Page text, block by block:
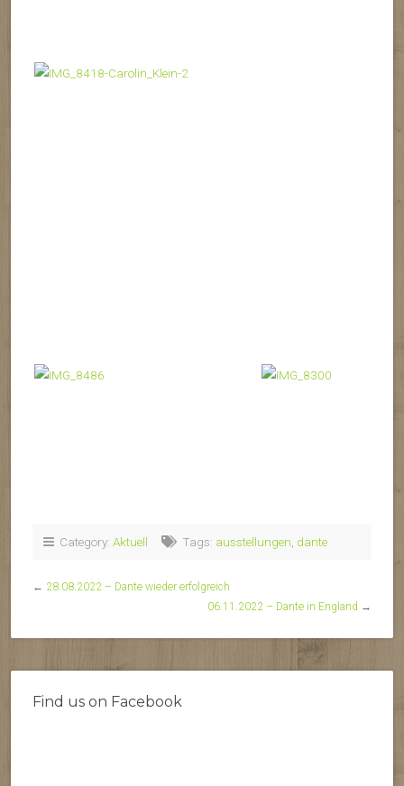
Category: Aktuell Tags: ausstellungen dante
← 28.08.2022 – Dante wieder erfolgreich
06.11.2022 – Dante in England →
Find us on Facebook